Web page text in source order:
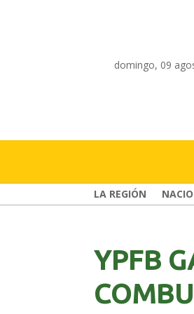
domingo, 09
LA REGIÓN
YPFB